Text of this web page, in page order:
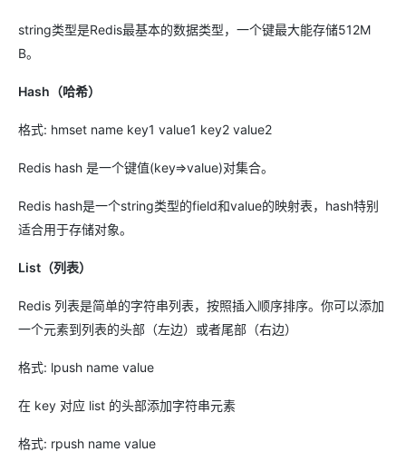
string类型是Redis最基本的数据类型，一个键最大能存储512M
B。
Hash（哈希）
格式: hmset name key1 value1 key2 value2
Redis hash 是一个键值(key=>value)对集合。
Redis hash是一个string类型的field和value的映射表，hash特别
适合用于存储对象。
List（列表）
Redis 列表是简单的字符串列表，按照插入顺序排序。你可以添加
一个元素到列表的头部（左边）或者尾部（右边）
格式: lpush name value
在 key 对应 list 的头部添加字符串元素
格式: rpush name value